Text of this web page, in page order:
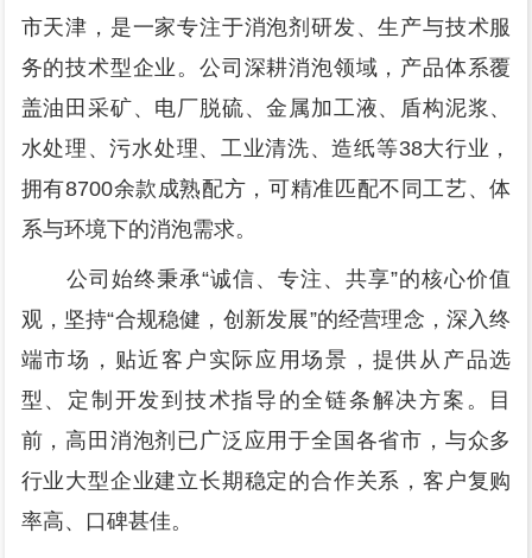
市天津，是一家专注于消泡剂研发、生产与技术服
务的技术型企业。公司深耕消泡领域，产品体系覆
盖油田采矿、电厂脱硫、金属加工液、盾构泥浆、
水处理、污水处理、工业清洗、造纸等38大行业，
拥有8700余款成熟配方，可精准匹配不同工艺、体
系与环境下的消泡需求。
公司始终秉承“诚信、专注、共享”的核心价值
观，坚持“合规稳健，创新发展”的经营理念，深入终
端市场，贴近客户实际应用场景，提供从产品选
型、定制开发到技术指导的全链条解决方案。目
前，高田消泡剂已广泛应用于全国各省市，与众多
行业大型企业建立长期稳定的合作关系，客户复购
率高、口碑甚佳。